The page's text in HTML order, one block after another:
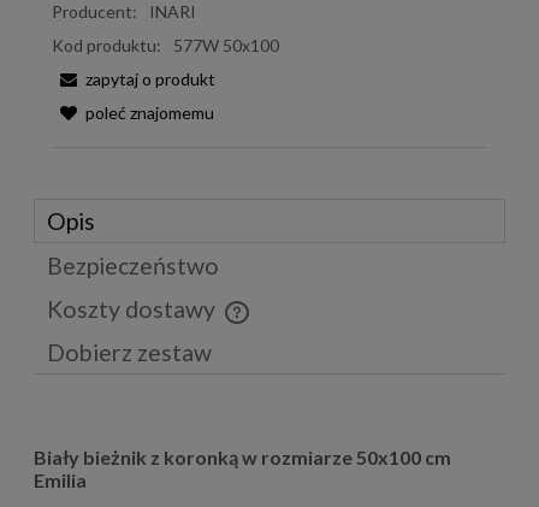
Producent:
INARI
Kod produktu:
577W 50x100
zapytaj o produkt
poleć znajomemu
Opis
Bezpieczeństwo
Koszty dostawy
Cena nie zawiera ewentualnych kosztów płatności
Dobierz zestaw
Biały bieżnik z koronką w rozmiarze 50x100 cm
Emilia